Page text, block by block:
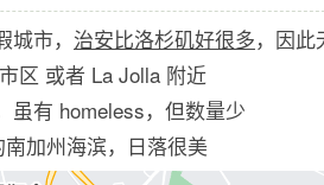
市， 治安比洛杉矶好很多，因
区 或者 La Jolla 附近
虽有 homeless，但数量少
南加州海滨，日落很美